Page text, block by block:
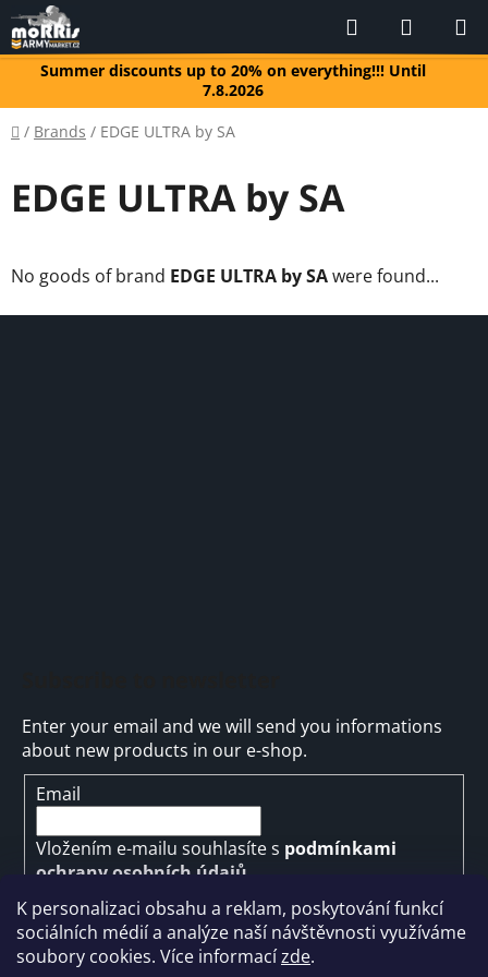
K personalizaci obsahu a reklam, poskytování funkcí
sociálních médií a analýze naší návštěvnosti využíváme
soubory cookies. Více informacízde.
Skip
to
contentSummer discounts up to 20% on everything!!! Until
7.8.2026
Search
CART
Home
/ Brands / EDGE ULTRA by SA
EDGE ULTRA by SA
No goods of brand EDGE ULTRA by SAwere found...
Enter your email and we will send you informations
about new products in our e-shop.
Email
Vložením e-mailu souhlasíte s podmínkami
ochrany osobních údajů
SUBSCRIBE